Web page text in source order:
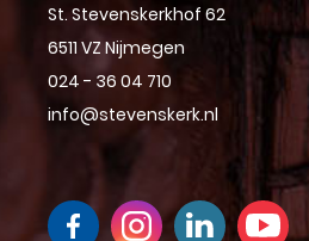
St. Stevenskerkhof 62
6511 VZ Nijmegen
024 - 36 04 710
info@stevenskerk.nl